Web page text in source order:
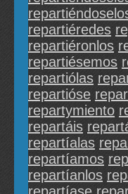
repartiéredes
repartiéronlos
repartiésemos
repartiólas
repartióse
repartymiento
repartáis
repartíalas
repartíamos
repartíanlos